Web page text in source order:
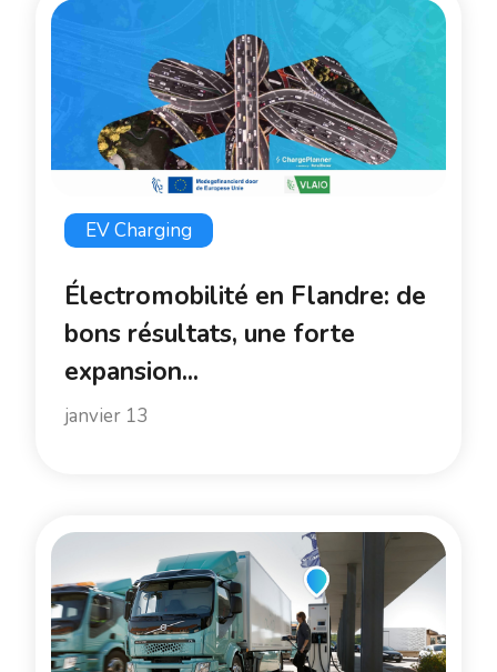
EV Charging
Électromobilité en Flandre: de
bons résultats, une forte
expansion...
janvier 13